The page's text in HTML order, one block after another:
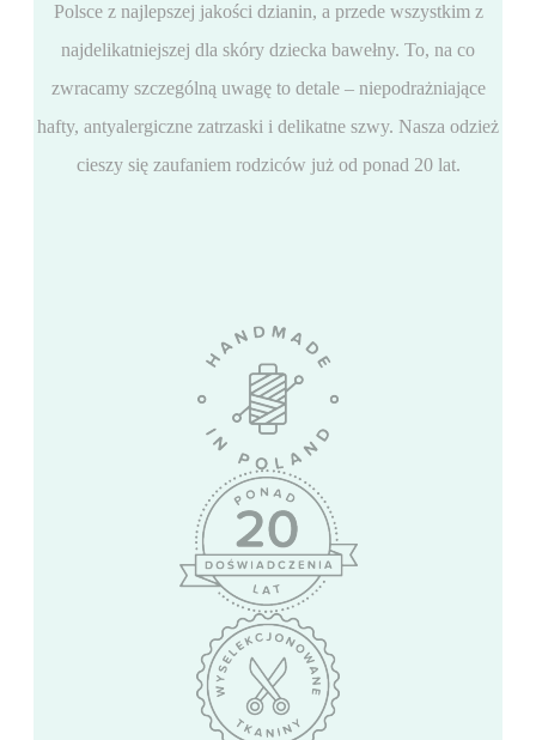
Polsce z najlepszej jakości dzianin, a przede wszystkim z
najdelikatniejszej dla skóry dziecka bawełny. To, na co
zwracamy szczególną uwagę to detale – niepodrażniające
hafty, antyalergiczne zatrzaski i delikatne szwy. Nasza odzież
cieszy się zaufaniem rodziców już od ponad 20 lat.